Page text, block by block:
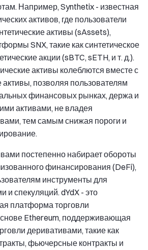
Например, Synthetix - известная
активов, где пользователи
активы (sAssets),
SNX, такие как синтетическое
акции (sBTC, sETH, и т. д.).
активы колеблются вместе с
позволяя пользователям
финансовых рынках, держа и
активами, не владея
тем самым снижая пороги и
постепенно набирает обороты
финансирования (DeFi),
инструменты для
и спекуляций. dYdX - это
платформа торговли
Ethereum, поддерживающая
деривативами, такие как
фьючерсные контракты и